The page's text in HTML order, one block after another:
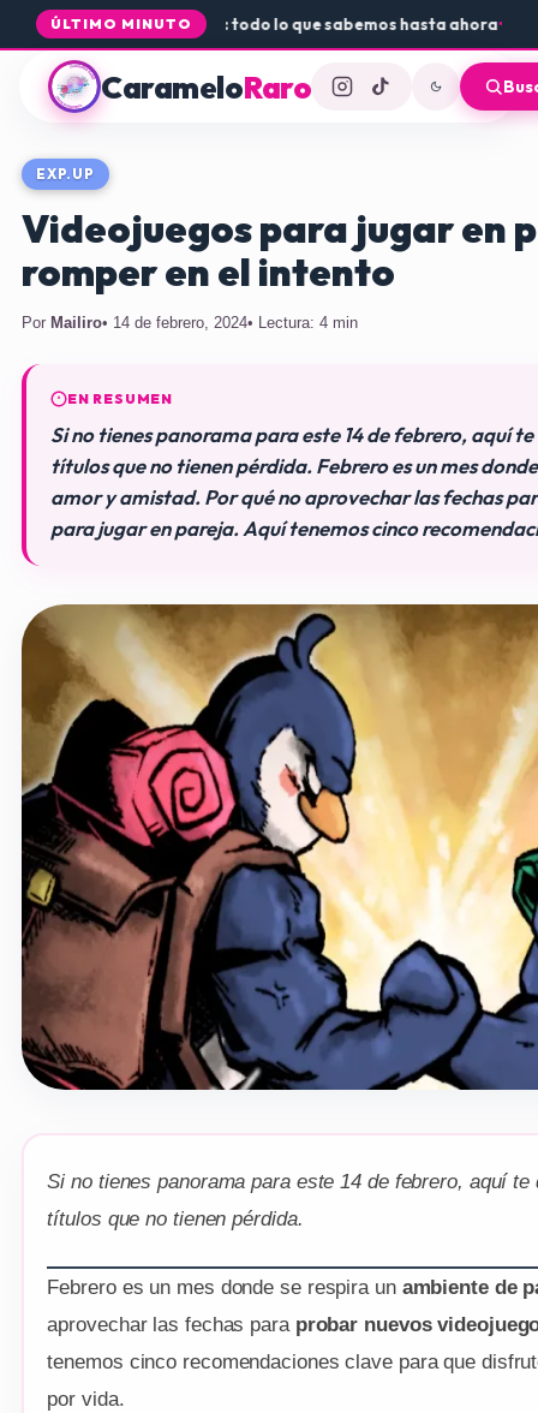
ÚLTIMO MINUTO
Core a PS5 y Xbox: todo lo que sabemos hasta ahora•Dónde
CarameloRaro
EXP.UP
Videojuegos para jugar en
romper en el intento
Por Mailiro• 14 de febrero, 2024• Lectura: 4 min
EN RESUMEN
Si no tienes panorama para este 14 de febrero, aquí
títulos que no tienen pérdida. Febrero es un mes
amor y amistad. Por qué no aprovechar las fechas
para jugar en pareja. Aquí tenemos cinco
Si no tienes panorama para este 14 de febrero, aquí
títulos que no tienen pérdida.
Febrero es un mes donde se respira un ambiente de
aprovechar las fechas para probar nuevos
tenemos cinco recomendaciones clave para que
por vida.